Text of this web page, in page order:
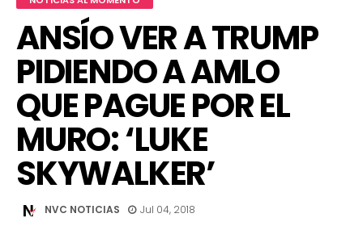
ANSÍO VER A TRUMP
PIDIENDO A AMLO
QUE PAGUE POR EL
MURO: ‘LUKE
SKYWALKER’
NVC NOTICIAS Jul 04, 2018